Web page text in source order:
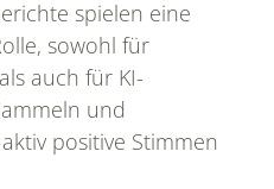
spielen eine
sowohl für
auch für KI-
und
positive Stimmen